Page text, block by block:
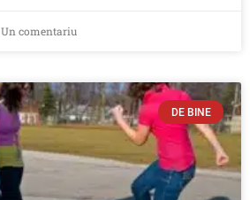
Un comentariu
DE BINE